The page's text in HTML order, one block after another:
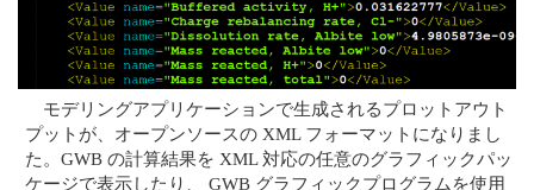
モデリングアプリケーションで生成されるプロットアウト
プットが、オープンソースの XML フォーマットになりまし
た。GWB の計算結果を XML 対応の任意のグラフィックパッ
ケージで表示したり、 GWB グラフィックプログラムを使用